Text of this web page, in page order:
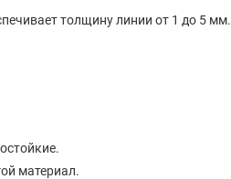
толщину линии от 1 до 5 мм.
материал.